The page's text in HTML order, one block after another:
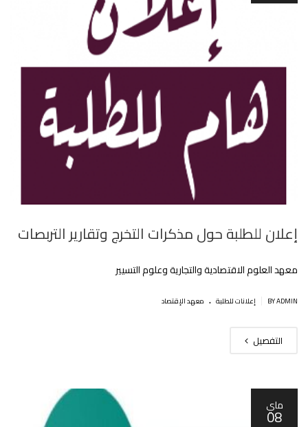
إعلان للطلبة حول مذكرات التخرج وتقارير التربصات
معهد العلوم الاقتصادية والتجارية وعلوم التسيير
BY ADMIN إعلانات للطلبة . معهد الإقتصاد
التفصيل
ماي
08